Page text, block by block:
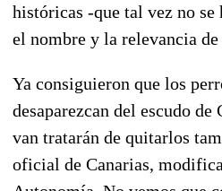
históricas -que tal vez no se
el nombre y la relevancia
Ya consiguieron que los
desaparezcan del escudo de
van tratarán de quitarlos
oficial de Canarias,